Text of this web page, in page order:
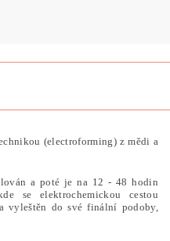
(electroforming) z mědi a
a poté je na 12 - 48 hodin
se elektrochemickou cestou
vyleštěn do své finální podoby,